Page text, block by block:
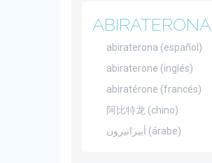
ABIRATERONA
abiraterona (español)
abiraterone (inglés)
abiratérone (francés)
阿比特龙 (chino)
أبيراتيرون (árabe)